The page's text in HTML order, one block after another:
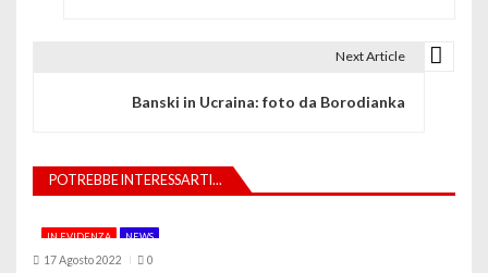
o
Next Article
Banski in Ucraina: foto da Borodianka
POTREBBE INTERESSARTI...
IN EVIDENZA NEWS
17 Agosto 2022 0